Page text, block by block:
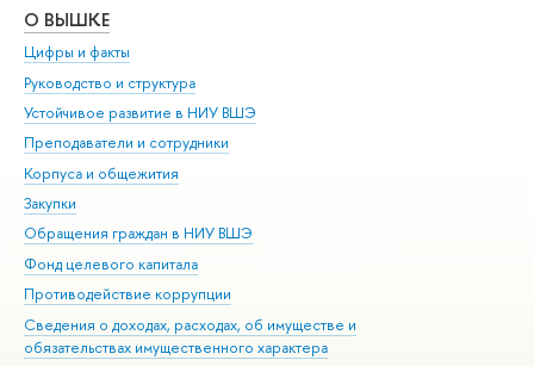
О ВЫШКЕ
Цифры и факты
Руководство и структура
Устойчивое развитие в НИУ ВШЭ
Преподаватели и сотрудники
Корпуса и общежития
Закупки
Обращения граждан в НИУ ВШЭ
Фонд целевого капитала
Противодействие коррупции
Сведения о доходах, расходах, об имуществе и
обязательствах имущественного характера